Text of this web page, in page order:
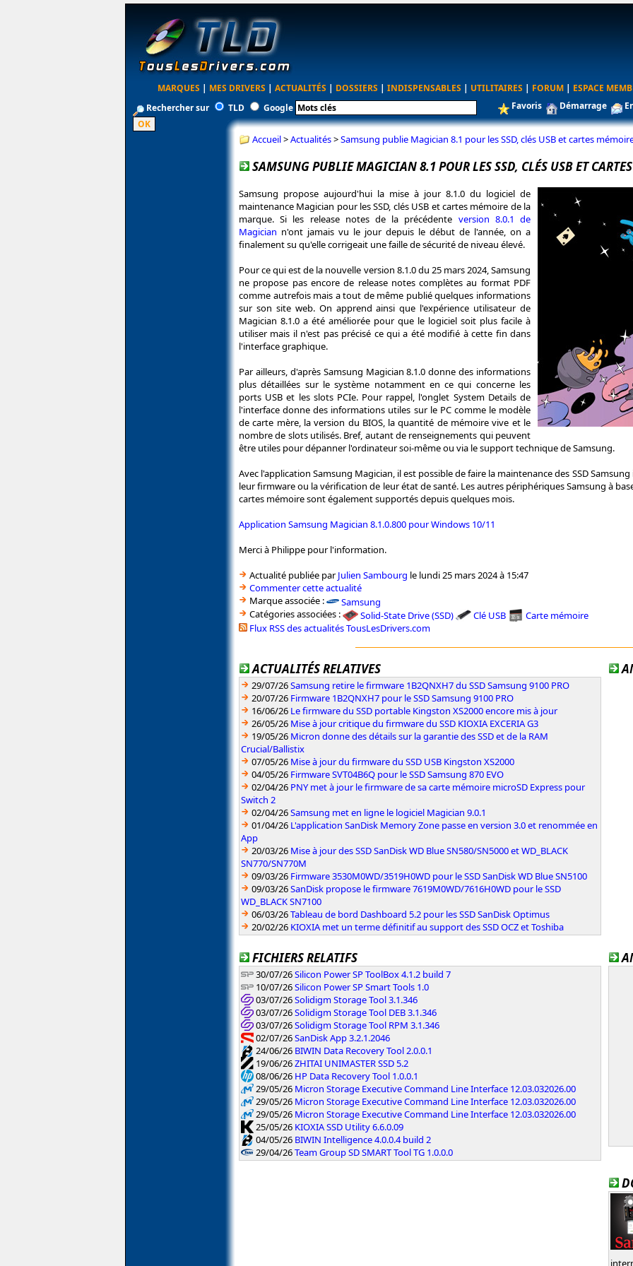
MARQUES | MES DRIVERS | ACTUALITÉS | DOSSIERS | INDISPENSABLES | UTILITAIRES | FORUM | ESPACE
Rechercher sur
TLD Google Favoris Démarrage
Accueil>Actualités>Samsung publie Magician 8.1 pour les SSD, clés USB et cartes
SAMSUNG PUBLIE MAGICIAN 8.1 POUR LES SSD, CLÉS USB ET
Samsung propose aujourd'hui la mise à jour 8.1.0 du logiciel de
maintenance Magician pour les SSD, clés USB et cartes mémoire de la
marque. Si les release notes de la précédente version 8.0.1 de
Magician n'ont jamais vu le jour depuis le début de l'année, on a
finalement su qu'elle corrigeait une faille de sécurité de niveau élevé.
Pour ce qui est de la nouvelle version 8.1.0 du 25 mars 2024, Samsung
ne propose pas encore de release notes complètes au format PDF
comme autrefois mais a tout de même publié quelques informations
sur son site web. On apprend ainsi que l'expérience utilisateur de
Magician 8.1.0 a été améliorée pour que le logiciel soit plus facile à
utiliser mais il n'est pas précisé ce qui a été modifié à cette fin dans
l'interface graphique.
Par ailleurs, d'après Samsung Magician 8.1.0 donne des informations
plus détaillées sur le système notamment en ce qui concerne les
ports USB et les slots PCIe. Pour rappel, l'onglet System Details de
l'interface donne des informations utiles sur le PC comme le modèle
de carte mère, la version du BIOS, la quantité de mémoire vive et le
nombre de slots utilisés. Bref, autant de renseignements qui peuvent
être utiles pour dépanner l'ordinateur soi-même ou via le support technique de Samsung.
Avec l'application Samsung Magician, il est possible de faire la maintenance des SSD
leur firmware ou la vérification de leur état de santé. Les autres périphériques Samsung à
cartes mémoire sont également supportés depuis quelques mois.
Application Samsung Magician 8.1.0.800 pour Windows 10/11
Merci à Philippe pour l'information.
Actualité publiée parJulien Sambourg le lundi 25 mars 2024 à 15:47
Commenter cette actualité
Marque associée :
Samsung
Catégories associées :
Solid-State Drive (SSD) Clé USB
Carte mémoire
Flux RSS des actualités TousLesDrivers.com
ACTUALITÉS RELATIVES
29/07/26Samsung retire le firmware 1B2QNXH7 du SSD Samsung 9100 PRO
20/07/26 Firmware 1B2QNXH7 pour le SSD Samsung 9100 PRO
16/06/26 Le firmware du SSD portable Kingston XS2000 encore mis à jour
26/05/26 Mise à jour critique du firmware du SSD KIOXIA EXCERIA G3
19/05/26 Micron donne des détails sur la garantie des SSD et de la RAM
Crucial/Ballistix
07/05/26 Mise à jour du firmware du SSD USB Kingston XS2000
04/05/26 Firmware SVT04B6Q pour le SSD Samsung 870 EVO
02/04/26 PNY met à jour le firmware de sa carte mémoire microSD Express pour
Switch 2
02/04/26Samsung met en ligne le logiciel Magician 9.0.1
01/04/26 L'application SanDisk Memory Zone passe en version 3.0 et renommée en
App
20/03/26 Mise à jour des SSD SanDisk WD Blue SN580/SN5000 et WD_BLACK
SN770/SN770M
09/03/26 Firmware 3530M0WD/3519H0WD pour le SSD SanDisk WD Blue SN5100
09/03/26SanDisk propose le firmware 7619M0WD/7616H0WD pour le SSD
WD_BLACK SN7100
06/03/26Tableau de bord Dashboard 5.2 pour les SSD SanDisk Optimus
20/02/26 KIOXIA met un terme définitif au support des SSD OCZ et Toshiba
FICHIERS RELATIFS
30/07/26Silicon Power SP ToolBox 4.1.2 build 7
10/07/26Silicon Power SP Smart Tools 1.0
03/07/26Solidigm Storage Tool 3.1.346
03/07/26Solidigm Storage Tool DEB 3.1.346
03/07/26Solidigm Storage Tool RPM 3.1.346
02/07/26SanDisk App 3.2.1.2046
24/06/26 BIWIN Data Recovery Tool 2.0.0.1
19/06/26ZHITAI UNIMASTER SSD 5.2
08/06/26 HP Data Recovery Tool 1.0.0.1
29/05/26 Micron Storage Executive Command Line Interface 12.03.032026.00
29/05/26 Micron Storage Executive Command Line Interface 12.03.032026.00
29/05/26 Micron Storage Executive Command Line Interface 12.03.032026.00
25/05/26 KIOXIA SSD Utility 6.6.0.09
04/05/26 BIWIN Intelligence 4.0.0.4 build 2
29/04/26Team Group SD SMART Tool TG 1.0.0.0